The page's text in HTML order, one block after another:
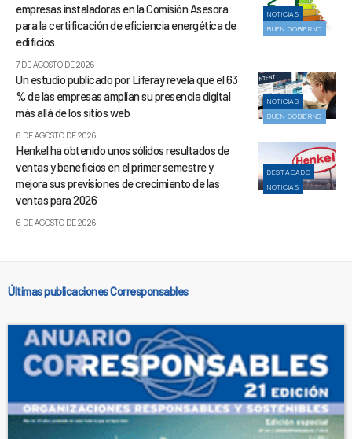
NOTICIAS
BUEN GOBIERNO
empresas instaladoras en la Comisión Asesora
para la certificación de eficiencia energética de
edificios
7 DE AGOSTO DE 2026
NOTICIAS
BUEN GOBIERNO
Un estudio publicado por Liferay revela que el 63
% de las empresas amplían su presencia digital
más allá de los sitios web
6 DE AGOSTO DE 2026
DESTACADO
NOTICIAS
Henkel ha obtenido unos sólidos resultados de
ventas y beneficios en el primer semestre y
mejora sus previsiones de crecimiento de las
ventas para 2026
6 DE AGOSTO DE 2026
Últimas publicaciones Corresponsables